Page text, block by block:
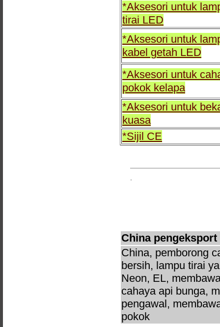
*Aksesori untuk
tirai LED
*Aksesori untuk
kabel getah LED
*Aksesori untuk
pokok kelapa
*Aksesori untuk
kuasa
*Sijil CE
China pengeksport
China, pemborong
bersih, lampu tirai
Neon, EL,
cahaya api bunga,
pengawal,
pokok